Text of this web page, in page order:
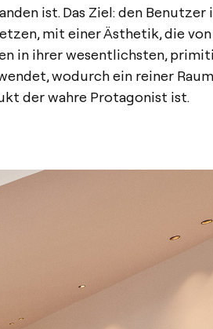
ist. Das Ziel: den Benutzer
mit einer Ästhetik, die
in ihrer wesentlichsten,
wodurch ein reiner Raum
der wahre Protagonist ist.